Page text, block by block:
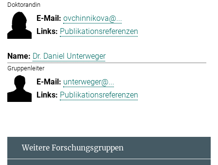
Doktorandin
ovchinnikova@...
Publikationsreferenzen
Dr. Daniel Unterweger
Gruppenleiter
unterweger@...
Publikationsreferenzen
Weitere Forschungsgruppen